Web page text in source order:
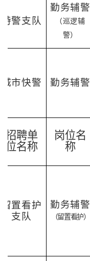
特警支队
勤务辅警
（巡逻辅
警）
城市快警 勤务辅警
招聘单
位名称
岗位名
称
留置看护
支队
勤务辅警
（留置看护）